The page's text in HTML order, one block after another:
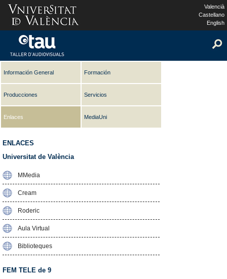
Valencià
Castellano
English
Información General Formación
Producciones Servicios
Enlaces MediaUni
ENLACES
Universitat de València
MMedia
Cream
Roderic
Aula Virtual
Biblioteques
FEM TELE de 9